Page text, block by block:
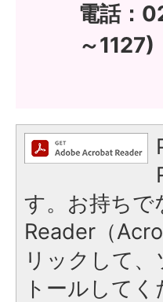
電話：
～1127)
す。お持ちで
Reader（
リックして
トールしてく